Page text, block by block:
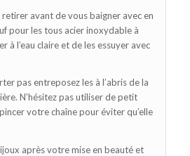
retirer avant de vous baigner avec en
pour les tous acier inoxydable à
à l’eau claire et de les essuyer avec
pas entreposez les à l’abris de la
N’hésitez pas utiliser de petit
votre chaîne pour éviter qu’elle
après votre mise en beauté et